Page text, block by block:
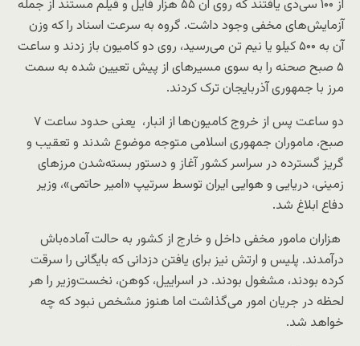
از ۱۰۰ سی‌دی یافتند که روی آن ۵۵ هزار فایل و فیلم مستند از جمله
آزمایش‌های مخفی وجود داشت. گروه به سرعت اسناد را که وزن
آن به ۵۰۰ کیلو یا نیم تن می‌رسید، روی دو کامیون باز زدند و ساعت
۵ صبح صحنه را به سوی مسیرهای از پیش تعیین شده به سمت
مرز با جمهوری آذربایجان ترک کردند.
دو ساعت پس از خروج کامیون‌ها از انبار، یعنی حدود ساعت ۷
صبح، ماموران جمهوری اسلامی متوجه موضوع شدند و تعقیب و
گریز گسترده در سراسر کشور آغاز و دستور بسته‌شدن مرزهای
زمینی، دریایی و هوایی ایران توسط سرتیپ «امیر حاتمی»، وزیر
دفاع ابلاغ شد.
هزاران مامور مخفی داخل و خارج از کشور به حالت آماده‌باش
درآمدند. پلیس و ارتش نیز برای یافتن دزدانی که بایگانی را سرقت
کرده بودند، مشغول بودند. در اسراییل، کوهن، نخست‌وزیر را هر
لحظه در جریان امور می‌گذاشت اما هنوز مشخص نبود که چه
خواهد شد.